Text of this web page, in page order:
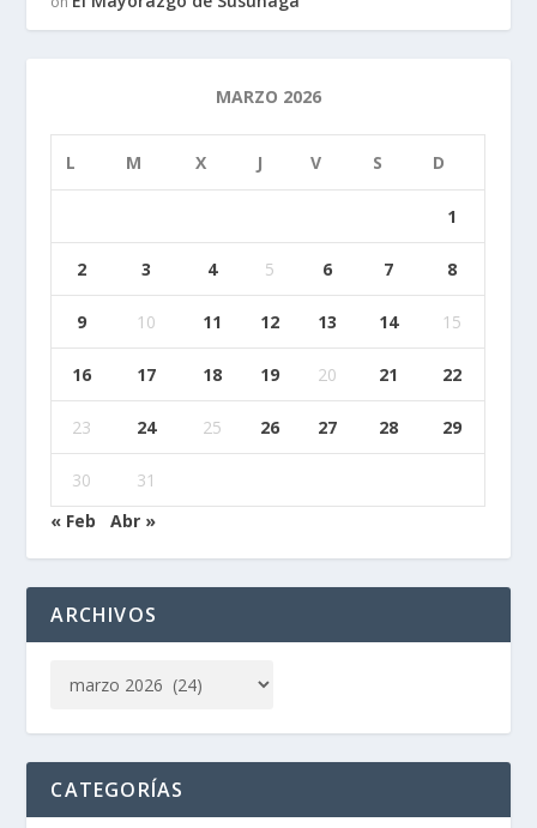
MARZO 2026
L M X J V S D
1
2 3 4 5 6 7 8
9 10 11 12 13 14 15
16 17 18 19 20 21 22
23 24 25 26 27 28 29
30
31
« Feb
Abr »
ARCHIVOS
CATEGORÍAS